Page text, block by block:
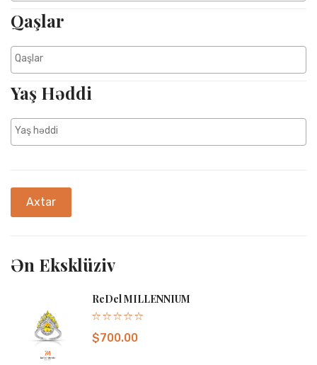
Qaşlar
Yaş Həddi
Axtar
Ən Eksklüziv
ReDel MILLENNIUM
$700.00
Karta Əlavə Et